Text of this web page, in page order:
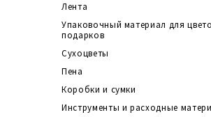
Лента
Упаковочный материал для
подарков
Сухоцветы
Пена
Коробки и сумки
Инструменты и расходные